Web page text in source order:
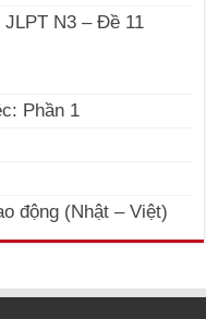
N3 – Đề 11
Phần 1
động (Nhật – Việt)